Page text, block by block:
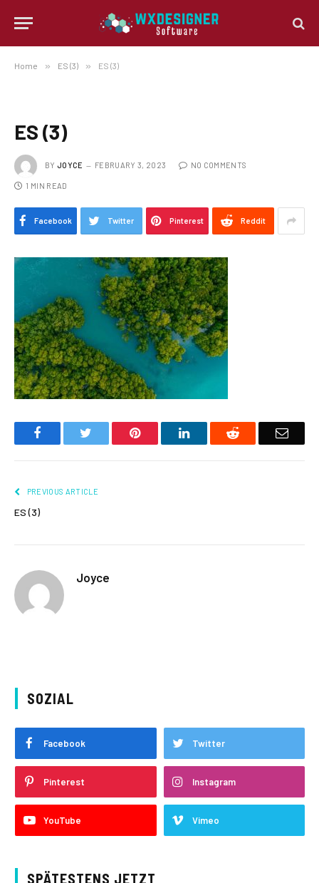
Home » ES (3) » ES (3)
ES (3)
BY JOYCE FEBRUARY 3, 2023 NO COMMENTS
1 MIN READ
Facebook Twitter Pinterest Reddit
Facebook Pinterest LinkedIn Reddit Email
PREVIOUS ARTICLE
ES (3)
Joyce
SOZIAL
Facebook Twitter
Pinterest Instagram
YouTube Vimeo
SPÄTESTENS JETZT